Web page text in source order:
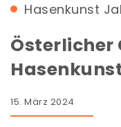
Hasenkunst
Österlicher
15. März 2024